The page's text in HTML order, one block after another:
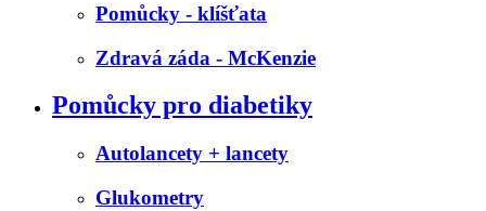
Pomůcky - klíšťata
Zdravá záda - McKenzie
Pomůcky pro diabetiky
Autolancety + lancety
Glukometry